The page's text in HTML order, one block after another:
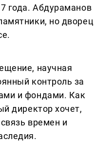
года. Абдураманов
но дворец
научная
контроль за
и фондами. Как
директор хочет,
времен и